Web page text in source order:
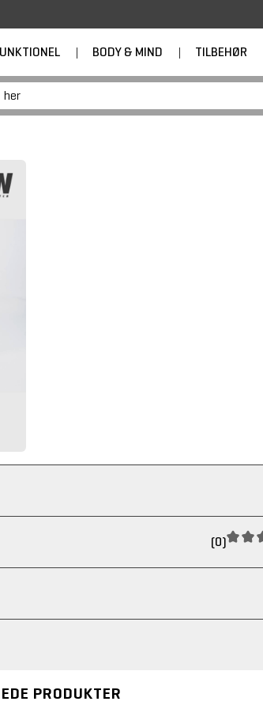
| BODY & MIND | TILBEHØR
(0)
PRODUKTER